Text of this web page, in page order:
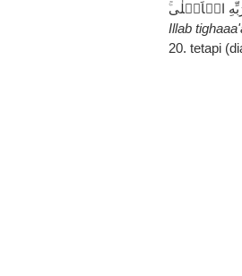
الۡاَعۡلٰى‌ۚ
Illab
20. tetapi